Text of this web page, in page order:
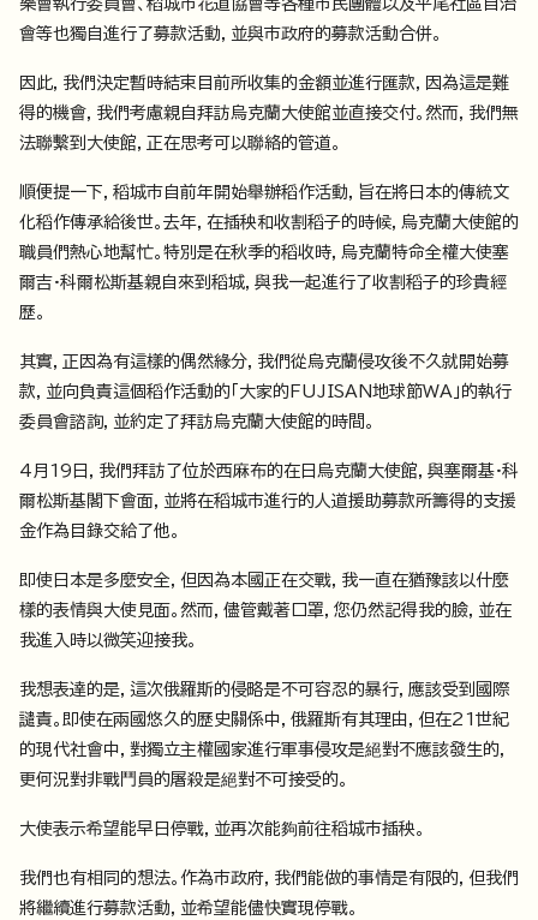
樂會執行委員會、稻城市花道協會等各種市民團體以及平尾社區自治
會等也獨自進行了募款活動，並與市政府的募款活動合併。
因此，我們決定暫時結束目前所收集的金額並進行匯款，因為這是難
得的機會，我們考慮親自拜訪烏克蘭大使館並直接交付。然而，我們無
法聯繫到大使館，正在思考可以聯絡的管道。
順便提一下，稻城市自前年開始舉辦稻作活動，旨在將日本的傳統文
化稻作傳承給後世。去年，在插秧和收割稻子的時候，烏克蘭大使館的
職員們熱心地幫忙。特別是在秋季的稻收時，烏克蘭特命全權大使塞
爾吉·科爾松斯基親自來到稻城，與我一起進行了收割稻子的珍貴經
歷。
其實，正因為有這樣的偶然緣分，我們從烏克蘭侵攻後不久就開始募
款，並向負責這個稻作活動的「大家的FUJISAN地球節WA」的執行
委員會諮詢，並約定了拜訪烏克蘭大使館的時間。
4月19日，我們拜訪了位於西麻布的在日烏克蘭大使館，與塞爾基·科
爾松斯基閣下會面，並將在稻城市進行的人道援助募款所籌得的支援
金作為目錄交給了他。
即使日本是多麼安全，但因為本國正在交戰，我一直在猶豫該以什麼
樣的表情與大使見面。然而，儘管戴著口罩，您仍然記得我的臉，並在
我進入時以微笑迎接我。
我想表達的是，這次俄羅斯的侵略是不可容忍的暴行，應該受到國際
譴責。即使在兩國悠久的歷史關係中，俄羅斯有其理由，但在21世紀
的現代社會中，對獨立主權國家進行軍事侵攻是絕對不應該發生的，
更何況對非戰鬥員的屠殺是絕對不可接受的。
大使表示希望能早日停戰，並再次能夠前往稻城市插秧。
我們也有相同的想法。作為市政府，我們能做的事情是有限的，但我們
將繼續進行募款活動，並希望能儘快實現停戰。